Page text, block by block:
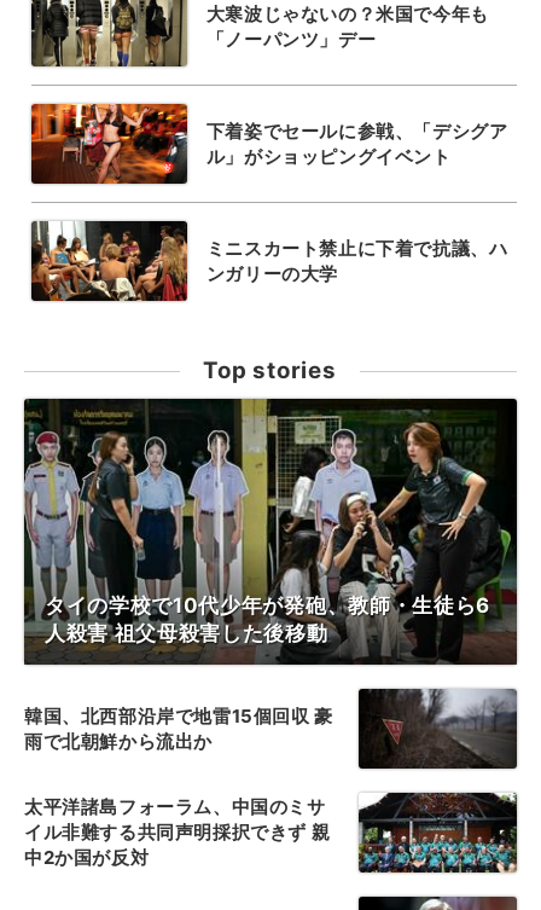
大寒波じゃないの？米国で今年も
「ノーパンツ」デー
下着姿でセールに参戦、「デシグア
ル」がショッピングイベント
ミニスカート禁止に下着で抗議、ハ
ンガリーの大学
Top stories
タイの学校で10代少年が発砲、教師・生徒ら6
人殺害 祖父母殺害した後移動
韓国、北西部沿岸で地雷15個回収 豪
雨で北朝鮮から流出か
太平洋諸島フォーラム、中国のミサ
イル非難する共同声明採択できず 親
中2か国が反対